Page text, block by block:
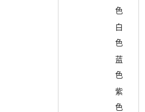
色
白
色
蓝
色
紫
色